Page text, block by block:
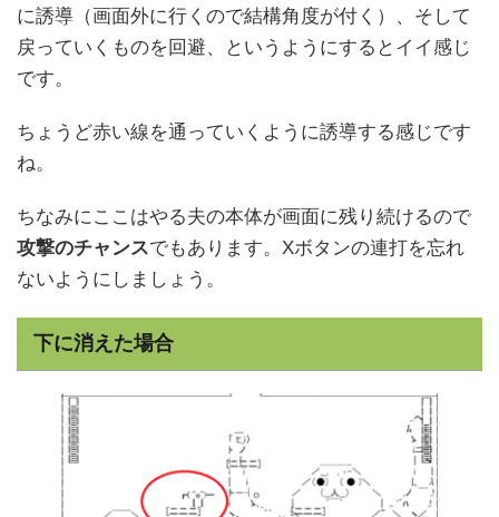
に誘導（画面外に行くので結構角度が付く）、そして
戻っていくものを回避、というようにするとイイ感じ
です。
ちょうど赤い線を通っていくように誘導する感じです
ね。
ちなみにここはやる夫の本体が画面に残り続けるので
攻撃のチャンスでもあります。Xボタンの連打を忘れ
ないようにしましょう。
下に消えた場合